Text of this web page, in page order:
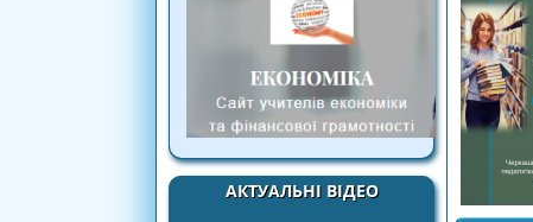
АКТУАЛЬНІ ВІДЕО